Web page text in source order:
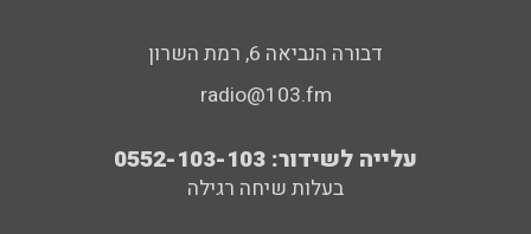
דבורה הנביאה 6, רמת השרון
radio@103.fm
עלייה לשידור: 0552-103-103
בעלות שיחה רגילה